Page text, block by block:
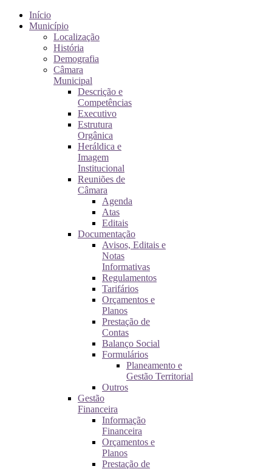
Início
Município
Localização
História
Demografia
Câmara
Municipal
Descrição e
Competências
Executivo
Estrutura
Orgânica
Heráldica e
Imagem
Institucional
Reuniões de
Câmara
Agenda
Atas
Editais
Documentação
Avisos, Editais e
Notas
Informativas
Regulamentos
Tarifários
Orçamentos e
Planos
Prestação de
Contas
Balanço Social
Formulários
Planeamento e
Gestão Territorial
Outros
Gestão
Financeira
Informação
Financeira
Orçamentos e
Planos
Prestação de